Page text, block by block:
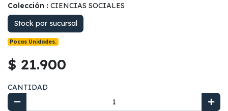
Colección : CIENCIAS SOCIALES
Stock por sucursal
Pocas Unidades.
$ 21.900
CANTIDAD